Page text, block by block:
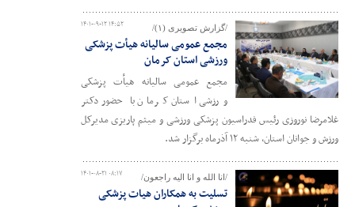
۱۴۰۱-۰۹-۱۲ ۱۴:۵۲ /گزارش تصویری (۱)/
مجمع عمومی سالیانه هیأت پزشکی
ورزشی استان کرمان
مجمع عمومی سالیانه هیأت پزشکی
ورزشی استان کرمان با حضور دکتر
غلامرضا نوروزی رئیس فدراسیون پزشکی ورزشی و میثم پاریزی مدیرکل
ورزش و جوانان استان، شنبه ۱۲ آذرماه برگزار شد.
۱۴۰۱-۰۸-۲۱ ۰۸:۱۷ /انا الله و انا الیه راجعون/
تسلیت به همکاران هیات پزشکی